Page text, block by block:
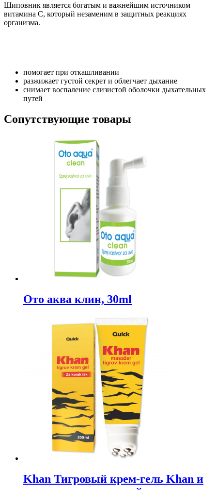
Шиповник является богатым и важнейшим источником
витамина С, который незаменим в защитных реакциях
организма.
помогает при откашливании
разжижает густой секрет и облегчает дыхание
снимает воспаление слизистой оболочки дыхательных
путей
Сопутствующие товары
Ото аква клин, 30ml
Khan Тигровый крем-гель Khan и